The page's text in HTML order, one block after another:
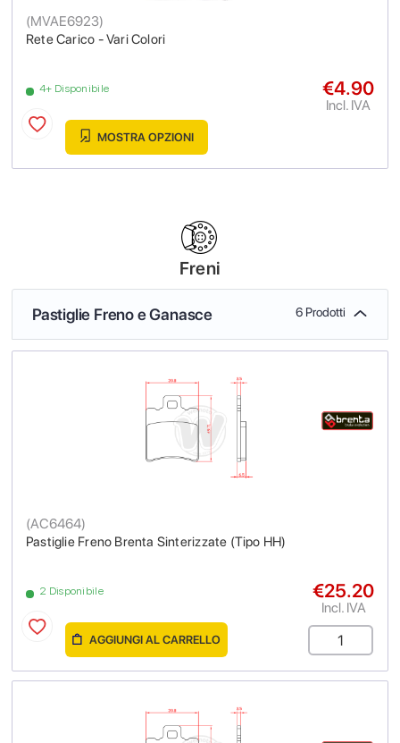
Rete Carico - Vari Colori
(MVAE6923)
4+ Disponibile €4.90
Incl. IVA
MOSTRA OPZIONI
Freni
Pastiglie Freno e Ganasce 6 Prodotti
Pastiglie Freno Brenta Sinterizzate (Tipo HH)
(AC6464)
2 Disponibile €25.20
Incl. IVA
AGGIUNGI AL CARRELLO